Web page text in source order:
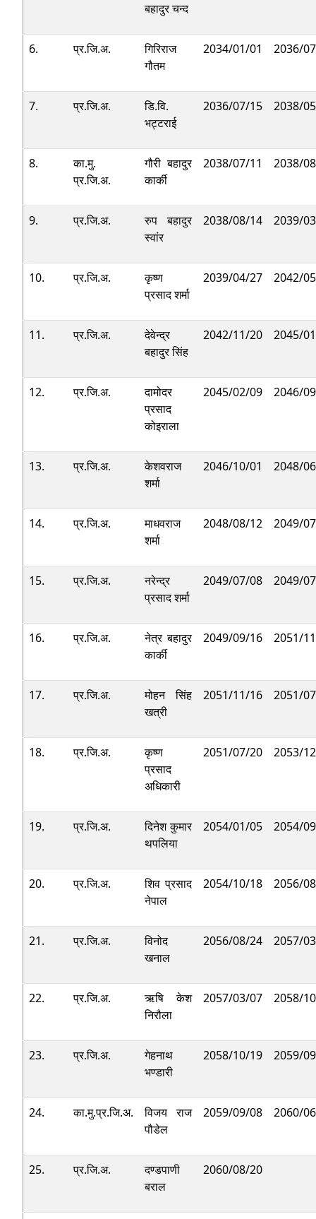
बहादुर चन्द
6. प्र.जि.अ.
गिरिराज
गौतम
2034/01/01 2036/
7. प्र.जि.अ.
डि.वि.
भट्टराई
2036/07/15 2038/
8.
का.मु.
प्र.जि.अ.
गौरी बहादुर
कार्की
2038/07/11 2038/
9. प्र.जि.अ.
रुप बहादुर
स्वांर
2038/08/14 2039/
10. प्र.जि.अ.
कृष्ण
प्रसाद शर्मा
2039/04/27 2042/
11. प्र.जि.अ.
देवेन्द्र
बहादुर सिंह
2042/11/20 2045/
12. प्र.जि.अ.
दामोदर
प्रसाद
कोइराला
2045/02/09 2046/
13. प्र.जि.अ.
केशवराज
शर्मा
2046/10/01 2048/
14. प्र.जि.अ.
माधवराज
शर्मा
2048/08/12 2049/
15. प्र.जि.अ.
नरेन्द्र
प्रसाद शर्मा
2049/07/08 2049/
16. प्र.जि.अ.
नेत्र बहादुर
कार्की
2049/09/16 2051/
17. प्र.जि.अ.
मोहन सिंह
खत्री
2051/11/16 2051/
18. प्र.जि.अ.
कृष्ण
प्रसाद
अधिकारी
2051/07/20 2053/
19. प्र.जि.अ.
दिनेश कुमार
थपलिया
2054/01/05 2054/
20. प्र.जि.अ.
शिव प्रसाद
नेपाल
2054/10/18 2056/
21. प्र.जि.अ.
विनोद
खनाल
2056/08/24 2057/
22. प्र.जि.अ.
ऋषि केश
निरौला
2057/03/07 2058/
23. प्र.जि.अ.
गेहनाथ
भण्डारी
2058/10/19 2059/
24. का.मु.प्र.जि.अ.
विजय राज
पौडेल
2059/09/08 2060/
25. प्र.जि.अ.
दण्डपाणी
बराल
2060/08/20